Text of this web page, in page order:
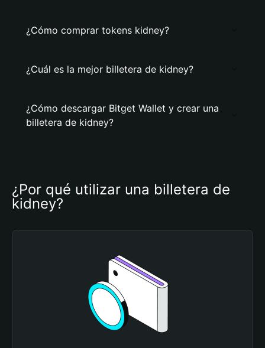
¿Cómo comprar tokens kidney?
¿Cuál es la mejor billetera de kidney?
¿Cómo descargar Bitget Wallet y crear una
billetera de kidney?
¿Por qué utilizar una billetera de
kidney?